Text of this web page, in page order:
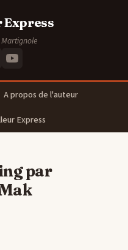
Express
A propos de l'auteur
Express
par